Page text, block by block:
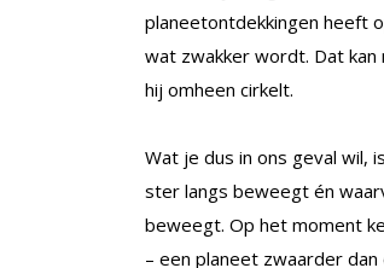
planeetontdekkingen heeft
wat zwakker wordt. Dat
hij omheen cirkelt.
Wat je dus in ons geval wil,
ster langs beweegt én
beweegt. Op het moment
– een planeet zwaarder